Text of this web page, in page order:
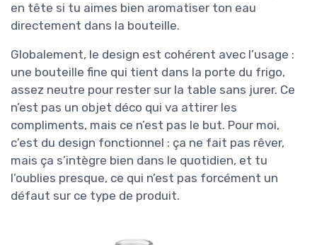
en tête si tu aimes bien aromatiser ton eau
directement dans la bouteille.
Globalement, le design est cohérent avec l’usage :
une bouteille fine qui tient dans la porte du frigo,
assez neutre pour rester sur la table sans jurer. Ce
n’est pas un objet déco qui va attirer les
compliments, mais ce n’est pas le but. Pour moi,
c’est du design fonctionnel : ça ne fait pas rêver,
mais ça s’intègre bien dans le quotidien, et tu
l’oublies presque, ce qui n’est pas forcément un
défaut sur ce type de produit.